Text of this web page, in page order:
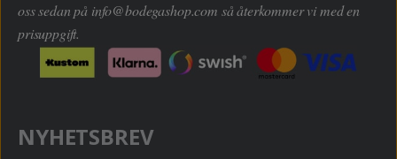
oss sedan på info@bodegashop.com så återkommer vi med en
prisuppgift.
NYHETSBREV